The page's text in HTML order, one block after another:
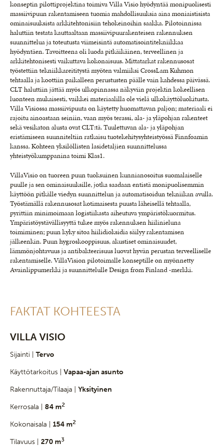
konseptin pilottiprojektina toimiva Villa Visio hyödyntää monipuolisesti
massiivipuun rakentamiseen tuomia mahdollisuuksia aina moniaistisista
ominaisuuksista arkkitehtonisiin tehokeinoihin saakka. Pilotoinnissa
haluttiin testata kauttaaltaan massiivipuurakenteisen rakennuksen
suunnittelua ja toteutusta viimeisintä automatisointitekniikkaa
hyödyntäen. Tavoitteena oli luoda pitkäikäinen, terveellinen ja
arkkitehtonisesti vaikuttava kokonaisuus. Mittatarkat rakennusosat
työstettiin tekniikkareititystä myöten valmiiksi CrossLam Kuhmon
tehtaalla ja koottiin paikalleen perustusten päälle vain kahdessa päivässä.
CLT haluttiin jättää myös ulkopinnassa näkyviin projektin kokeellisen
luonteen mukaisesti, vaikkei materiaalilla ole vielä ulkokäyttöluokitusta.
Villa Visiossa massiivipuuta on käytetty huomattavan paljon; materiaali ei
rajoitu ainoastaan seiniin, vaan myös terassi, ala- ja yläpohjan rakenteet
sekä vesikaton alusta ovat CLT:tä. Tuulettuvan ala- ja yläpohjan
eristämiseen suunniteltiin ratkaisu tuotekehitysyhteistyössä Finnfoamin
kanssa. Kohteen yksilöllisten lasidetaljien suunnittelussa
yhteistyökumppanina toimi Klas1.
VillaVisio on tuoreen puun tuoksuinen kunnianosoitus suomalaiselle
puulle ja sen ominaisuuksille, jotka saadaan entistä monipuolisemmin
käyttöön pitkälle viedyn suunnittelun ja automatisoidun tekniikan avulla.
Työstämällä rakennusosat kotimaisesta puusta läheisellä tehtaalla,
pyrittiin minimoimaan logistiikasta aiheutuva ympäristökuormitus.
Ympäristöystävällisyyttä tukee myös rakennuksen hiilinieluna
toimiminen; puun kyky sitoa hiilidioksidia säilyy rakentamisen
jälkeenkin. Puun hygroskooppisuus, akustiset ominaisuudet,
lämmönjohtavuus ja antibakteerisuus luovat hyvän perustan terveelliselle
rakentamiselle. VillaVision pilotoimalle konseptille on myönnetty
Avainlippumerkki ja suunnittelulle Design from Finland -merkki.
FAKTAT KOHTEESTA
VILLA VISIO
Sijainti | Tervo
Käyttötarkoitus | Vapaa-ajan asunto
Rakennuttaja/Tilaaja | Yksityinen
Kerrosala | 84 m2
Kokonaisala | 154 m2
Tilavuus | 270 m3